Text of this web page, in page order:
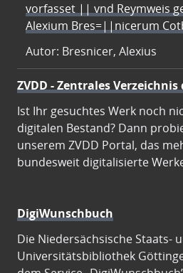
vorfasset || vnd Reymweis
Alexium Bres=||nicerum
Autor: Bresnicer, Alexius
ZVDD - Zentrales
Ist Ihr gesuchtes Werk noch
digitalen Bestand? Dann
unserem ZVDD Portal, das
bundesweit digitalisierte
DigiWunschbuch
Die Niedersächsische Staats-
Universitätsbibliothek